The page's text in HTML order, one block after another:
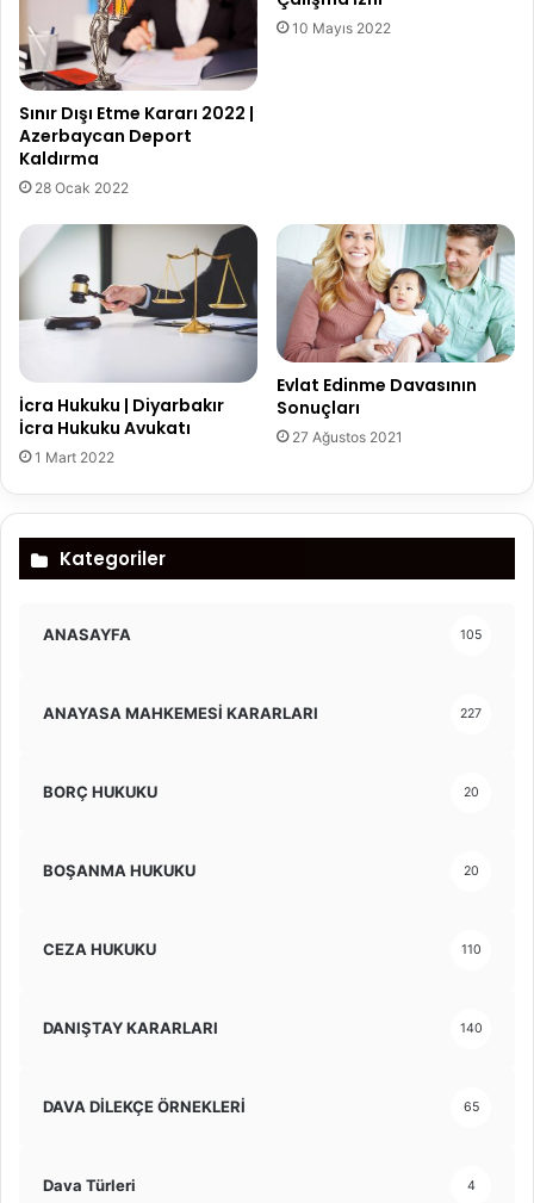
Sınır Dışı Etme Kararı 2022 |
Azerbaycan Deport
Kaldırma
28 Ocak 2022
10 Mayıs 2022
İcra Hukuku | Diyarbakır
İcra Hukuku Avukatı
1 Mart 2022
Evlat Edinme Davasının
Sonuçları
27 Ağustos 2021
Kategoriler
ANASAYFA 105
ANAYASA MAHKEMESİ KARARLARI 227
BORÇ HUKUKU 20
BOŞANMA HUKUKU 20
CEZA HUKUKU 110
DANIŞTAY KARARLARI 140
DAVA DİLEKÇE ÖRNEKLERİ 65
Dava Türleri 4